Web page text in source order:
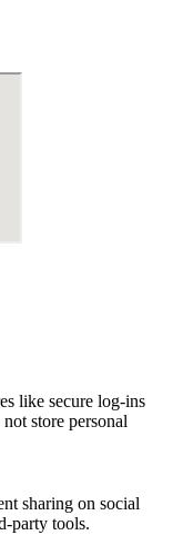
like secure log-ins
store personal
sharing on social
party tools.